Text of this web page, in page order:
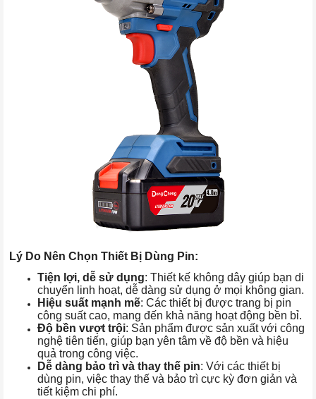
Lý Do Nên Chọn Thiết Bị Dùng Pin:
Tiện lợi, dễ sử dụng: Thiết kế không dây giúp bạn di
chuyển linh hoạt, dễ dàng sử dụng ở mọi không gian.
Hiệu suất mạnh mẽ: Các thiết bị được trang bị pin
công suất cao, mang đến khả năng hoạt động bền bỉ.
Độ bền vượt trội: Sản phẩm được sản xuất với công
nghệ tiên tiến, giúp bạn yên tâm về độ bền và hiệu
quả trong công việc.
Dễ dàng bảo trì và thay thế pin: Với các thiết bị
dùng pin, việc thay thế và bảo trì cực kỳ đơn giản và
tiết kiệm chi phí.